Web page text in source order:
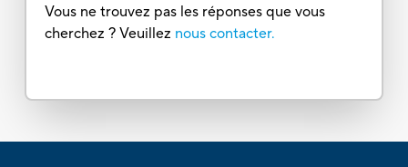
Vous ne trouvez pas les réponses que vous
cherchez ? Veuillez nous contacter.